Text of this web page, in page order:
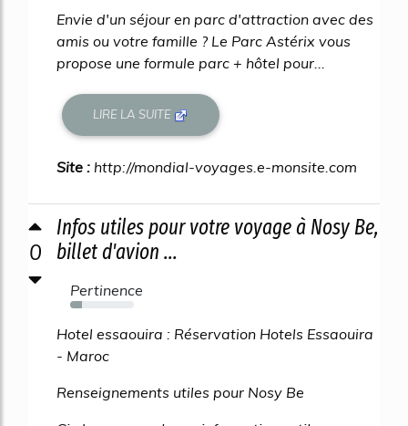
Envie d'un séjour en parc d'attraction avec des
amis ou votre famille ? Le Parc Astérix vous
propose une formule parc + hôtel pour...
LIRE LA SUITE
Site : http://mondial-voyages.e-monsite.com
0
Infos utiles pour votre voyage à Nosy Be,
billet d'avion ...
Pertinence
19%
Hotel essaouira : Réservation Hotels Essaouira
- Maroc
Renseignements utiles pour Nosy Be